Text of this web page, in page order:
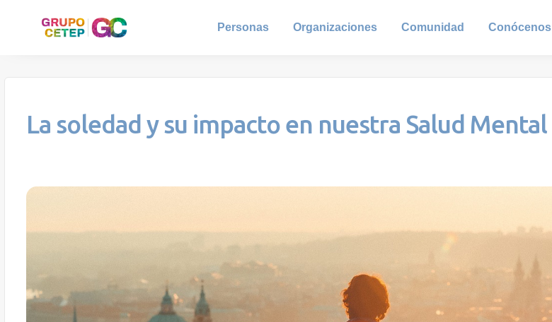
Personas Organizaciones Comunidad Conócenos
La soledad y su impacto en nuestra Salud Mental